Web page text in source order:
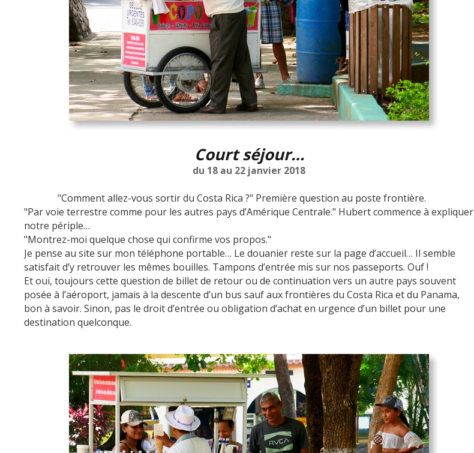
Court séjour…
du 18 au 22 janvier 2018
"Comment allez-vous sortir du Costa Rica ?" Première question au poste frontière.
"Par voie terrestre comme pour les autres pays d’Amérique Centrale." Hubert commence à expliquer
notre périple…
"Montrez-moi quelque chose qui confirme vos propos."
Je pense au site sur mon téléphone portable… Le douanier reste sur la page d’accueil… Il semble
satisfait d’y retrouver les mêmes bouilles. Tampons d’entrée mis sur nos passeports. Ouf !
Et oui, toujours cette question de billet de retour ou de continuation vers un autre pays souvent
posée à l’aéroport, jamais à la descente d’un bus sauf aux frontières du Costa Rica et du Panama,
bon à savoir. Sinon, pas le droit d’entrée ou obligation d’achat en urgence d’un billet pour une
destination quelconque.